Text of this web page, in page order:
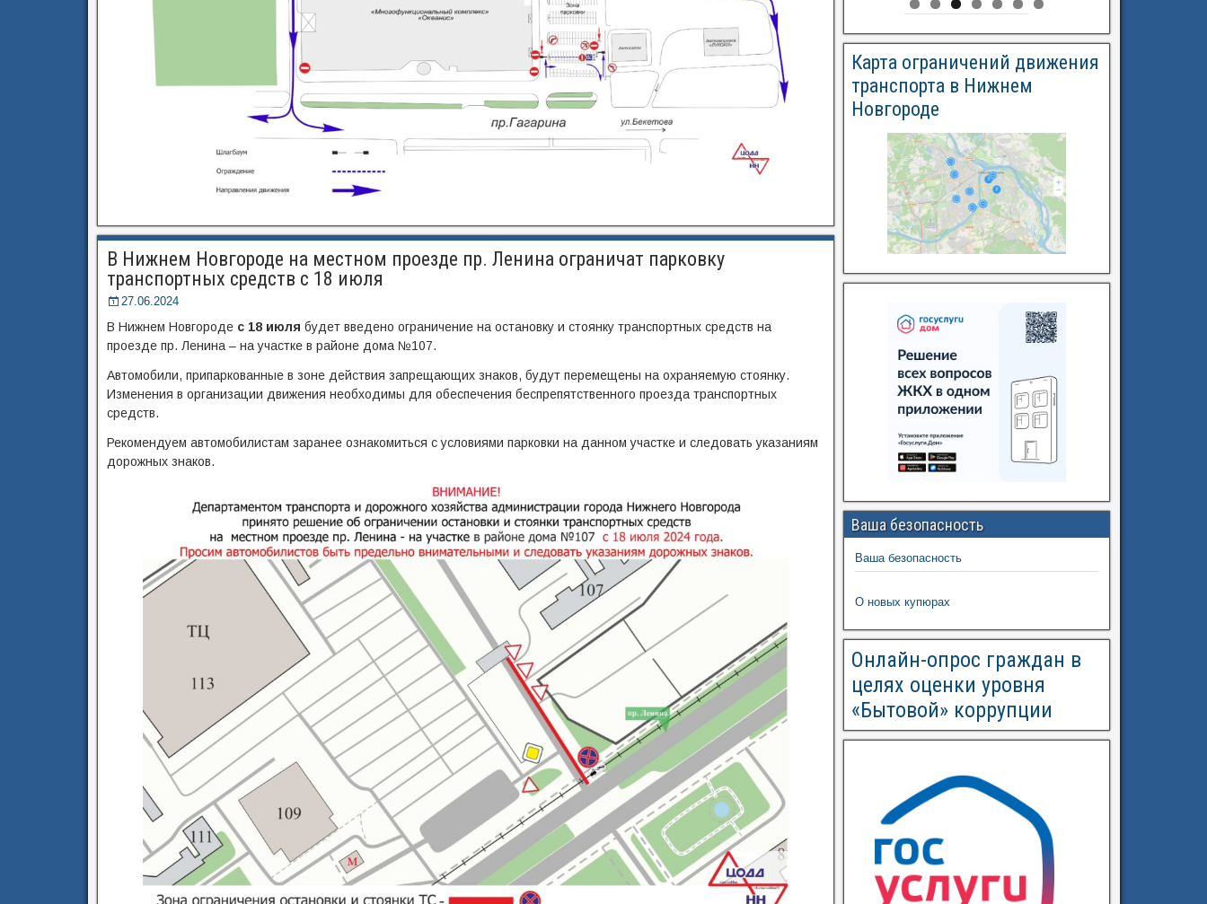
В Нижнем Новгороде на местном проезде пр. Ленина ограничат парковку
транспортных средств с 18 июля
27.06.2024
В Нижнем Новгороде с 18 июля будет введено ограничение на остановку и стоянку транспортных средств на
проезде пр. Ленина – на участке в районе дома №107.
Автомобили, припаркованные в зоне действия запрещающих знаков, будут перемещены на охраняемую стоянку.
Изменения в организации движения необходимы для обеспечения беспрепятственного проезда транспортных
средств.
Рекомендуем автомобилистам заранее ознакомиться с условиями парковки на данном участке и следовать указаниям
дорожных знаков.
Карта ограничений движения
транспорта в Нижнем
Новгороде
Ваша безопасность
Ваша безопасность
О новых купюрах
Онлайн-опрос граждан в
целях оценки уровня
«Бытовой» коррупции